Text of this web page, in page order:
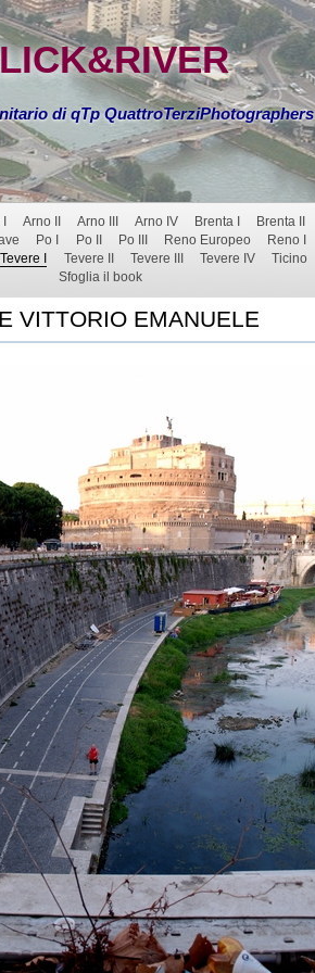
di qTp QuattroTerziPhotographers
Arno II Arno III Arno IV Brenta I Brenta II
Po I Po II Po III Reno Europeo Reno I
Tevere I Tevere II Tevere III Tevere IV Ticino
Sfoglia il book
VITTORIO EMANUELE